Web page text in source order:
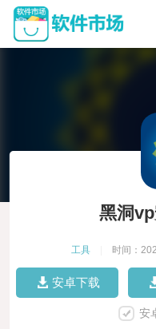
黑洞
工具 时间：
安卓下载
安